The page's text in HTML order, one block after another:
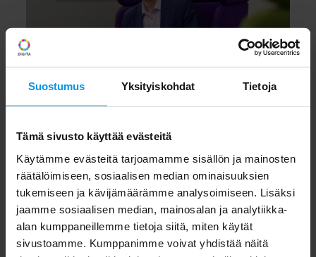
Suostumus Yksityiskohdat Tietoja
Tämä sivusto käyttää evästeitä
Käytämme evästeitä tarjoamamme sisällön ja mainosten
räätälöimiseen, sosiaalisen median ominaisuuksien
tukemiseen ja kävijämäärämme analysoimiseen. Lisäksi
jaamme sosiaalisen median, mainosalan ja analytiikka-
alan kumppaneillemme tietoja siitä, miten käytät
sivustoamme. Kumppanimme voivat yhdistää näitä
Alueorganisaatio on Digitalle kilpailuetu sanoo
Alueorganisaatiosta hyötyvät niin Digitan
asiakkaat kuin kuluttajatkin
Digita tarjoaa asiakkaille luotettavaa ja